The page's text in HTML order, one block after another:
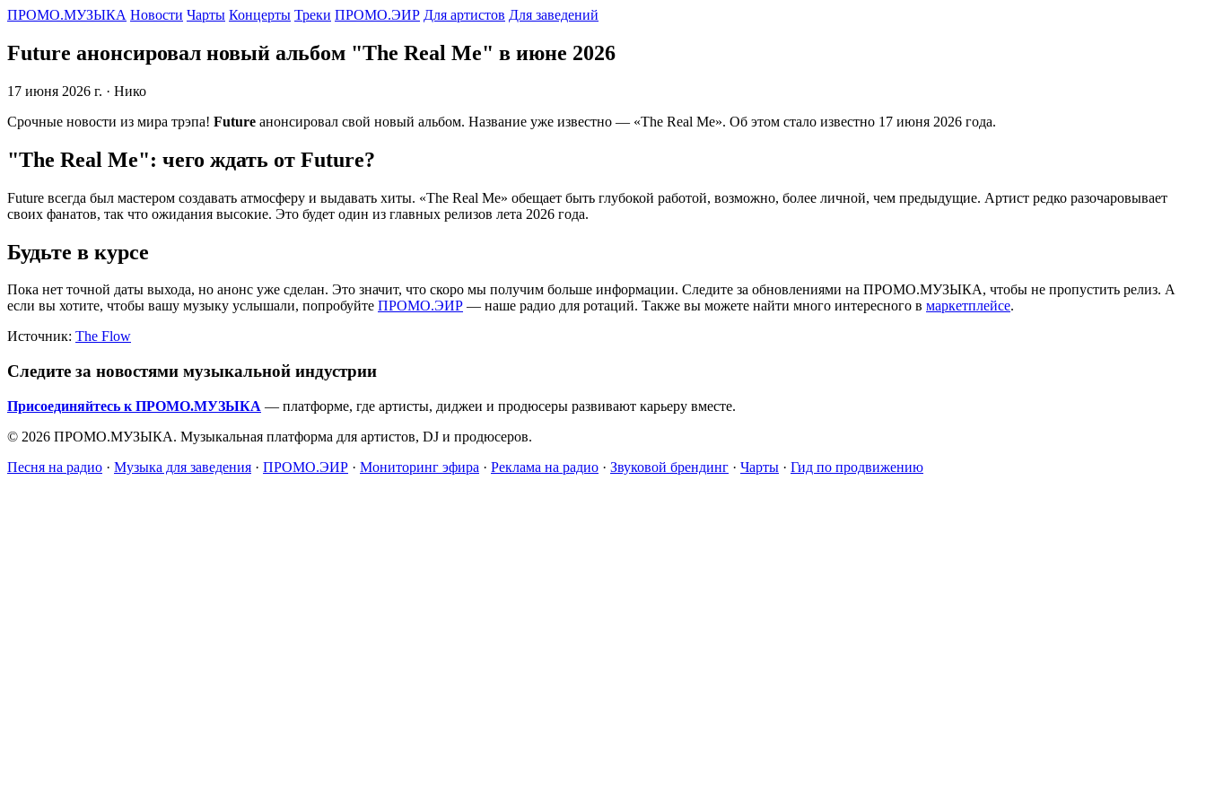
ПРОМО.МУЗЫКА Новости Чарты Концерты Треки ПРОМО.ЭИР Для артистов Для заведений
Future анонсировал новый альбом "The Real Me" в июне 2026
17 июня 2026 г. · Нико
Срочные новости из мира трэпа! Future анонсировал свой новый альбом. Название уже известно — «The Real Me». Об этом стало известно 17 июня 2026 года.
"The Real Me": чего ждать от Future?
Future всегда был мастером создавать атмосферу и выдавать хиты. «The Real Me» обещает быть глубокой работой, возможно, более личной, чем предыдущие. Артист редко разочаровывает
своих фанатов, так что ожидания высокие. Это будет один из главных релизов лета 2026 года.
Будьте в курсе
Пока нет точной даты выхода, но анонс уже сделан. Это значит, что скоро мы получим больше информации. Следите за обновлениями на ПРОМО.МУЗЫКА, чтобы не пропустить релиз. А
если вы хотите, чтобы вашу музыку услышали, попробуйте ПРОМО.ЭИР — наше радио для ротаций. Также вы можете найти много интересного в маркетплейсе.
Источник: The Flow
Следите за новостями музыкальной индустрии
Присоединяйтесь к ПРОМО.МУЗЫКА — платформе, где артисты, диджеи и продюсеры развивают карьеру вместе.
© 2026 ПРОМО.МУЗЫКА. Музыкальная платформа для артистов, DJ и продюсеров.
Песня на радио · Музыка для заведения · ПРОМО.ЭИР · Мониторинг эфира · Реклама на радио · Звуковой брендинг · Чарты · Гид по продвижению